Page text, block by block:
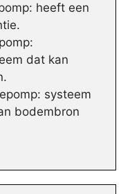
heeft een
dat kan
systeem
bodembron